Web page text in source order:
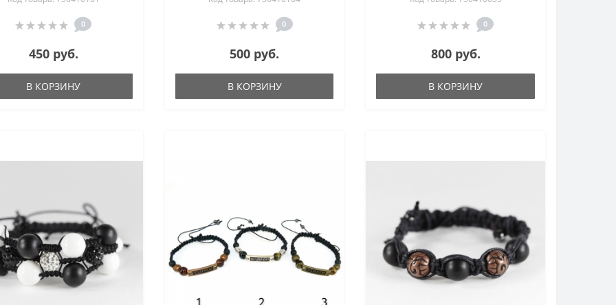
0
450 руб.
В КОРЗИНУ
0
500 руб.
В КОРЗИНУ
0
800 руб.
В КОРЗИНУ